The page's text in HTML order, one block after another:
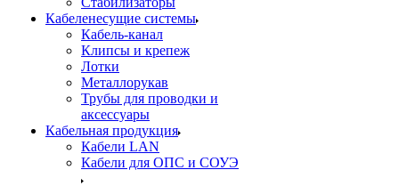
Кабеленесущие системы
Кабель-канал
Клипсы и крепеж
Лотки
Металлорукав
Трубы для проводки и
аксессуары
Кабельная продукция
Кабели LAN
Кабели для ОПС и СОУЭ